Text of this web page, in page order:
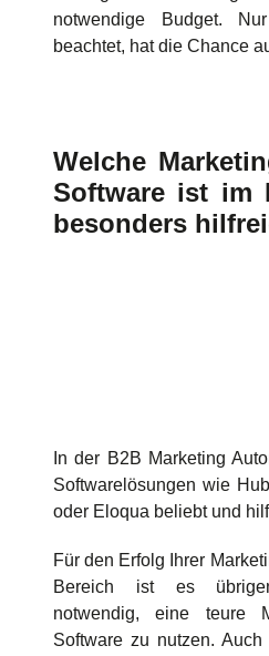
notwendige Budget.
beachtet, hat die Chance
Welche
Software ist im
besonders
In der B2B Marketing
Softwarelösungen wie
oder Eloqua beliebt und
Für den Erfolg Ihrer
Bereich ist es
notwendig, eine teure
Software zu nutzen.